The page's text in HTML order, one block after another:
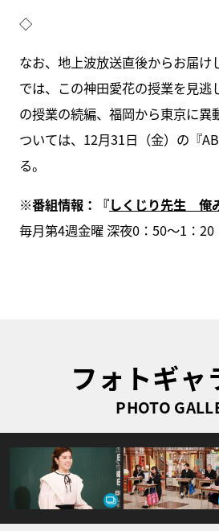
◇
なお、地上波放送直後からお届け
では、この神田愛花の授業を見逃
の授業の続編、福岡から東京に異
ついては、12月31日（金）の『
る。
※番組情報：『しくじり先生 俺
毎月第4週金曜 深夜0： 50～1： 20
フォトギャ
PHOTO